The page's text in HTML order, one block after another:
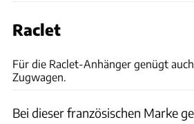
Raclet
Für die Raclet-Anhänger genügt
Zugwagen.
Bei dieser französischen Marke